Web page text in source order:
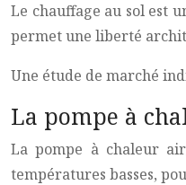
Le chauffage au sol est
permet une liberté
Une étude de marché
La pompe à
La pompe à chaleur
températures basses,